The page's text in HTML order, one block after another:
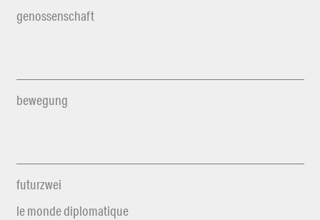
genossenschaft
bewegung
futurzwei
le monde diplomatique